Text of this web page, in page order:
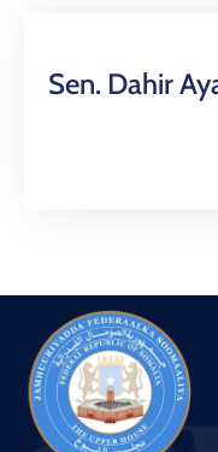
Nala
Sen. Dahir